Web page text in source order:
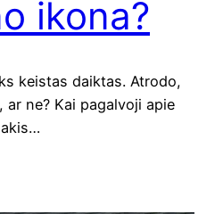
ikona?
keistas daiktas. Atrodo,
ne? Kai pagalvoji apie